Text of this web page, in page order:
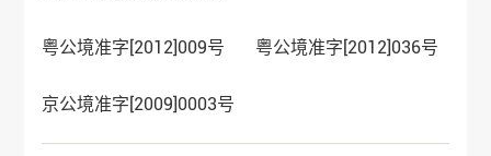
粤公境准字[2012]009号 粤公境准字[2012]036号
京公境准字[2009]0003号